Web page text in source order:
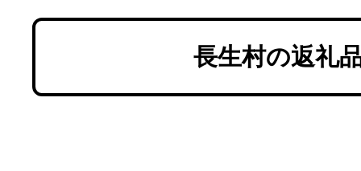
さと 納税 千葉県 長生村 葉県
長生村の返礼